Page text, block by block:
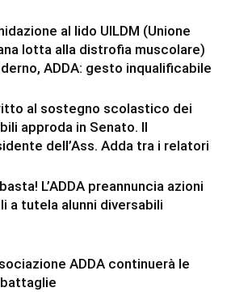
al lido UILDM (Unione
lotta alla distrofia muscolare)
ADDA: gesto inqualificabile
al sostegno scolastico dei
approda in Senato. Il
dell’Ass. Adda tra i relatori
L’ADDA preannuncia azioni
a tutela alunni diversabili
ADDA continuerà le